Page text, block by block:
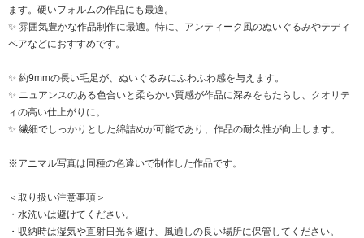
ます。硬いフォルムの作品にも最適。
✨ 雰囲気豊かな作品制作に最適。特に、アンティーク風のぬいぐるみやテディ
ベアなどにおすすめです。
✨ 約9mmの長い毛足が、ぬいぐるみにふわふわ感を与えます。
✨ ニュアンスのある色合いと柔らかい質感が作品に深みをもたらし、クオリテ
ィの高い仕上がりに。
✨ 繊細でしっかりとした綿詰めが可能であり、作品の耐久性が向上します。
※アニマル写真は同種の色違いで制作した作品です。
＜取り扱い注意事項＞
・水洗いは避けてください。
・収納時は湿気や直射日光を避け、風通しの良い場所に保管してください。